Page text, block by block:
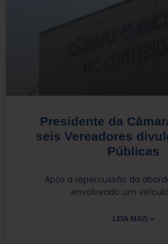
Presidente da
seis Vereadores
Públicas
Após a repercussão da
envolvendo um
LEIA MAIS »